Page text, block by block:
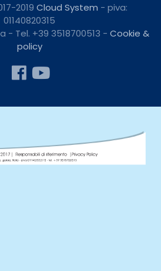
2019 Cloud System - piva:
01140820315
- Tel. +39 3518700513 - Cookie &
policy